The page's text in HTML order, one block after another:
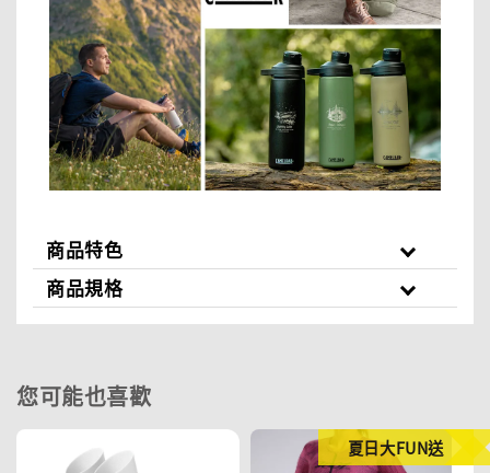
商品特色
商品規格
您可能也喜歡
夏日大FUN送